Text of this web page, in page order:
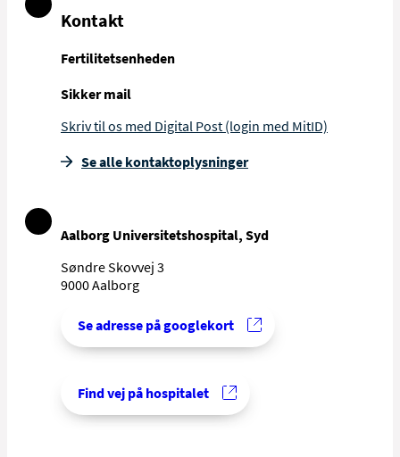
Kontakt
Fertilitetsenheden
Sikker mail
Skriv til os med Digital Post (login med MitID)
Se alle kontakt­oplysninger
Aalborg Universitetshospital, Syd
Søndre Skovvej 3
9000 Aalborg
Se adresse på googlekort
Find vej på hospitalet